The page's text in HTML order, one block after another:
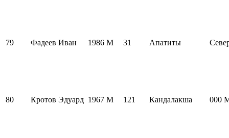
79 Фадеев Иван 1986 M 31 Апатиты
80 Кротов Эдуард 1967 M 121 Кандалакша 000